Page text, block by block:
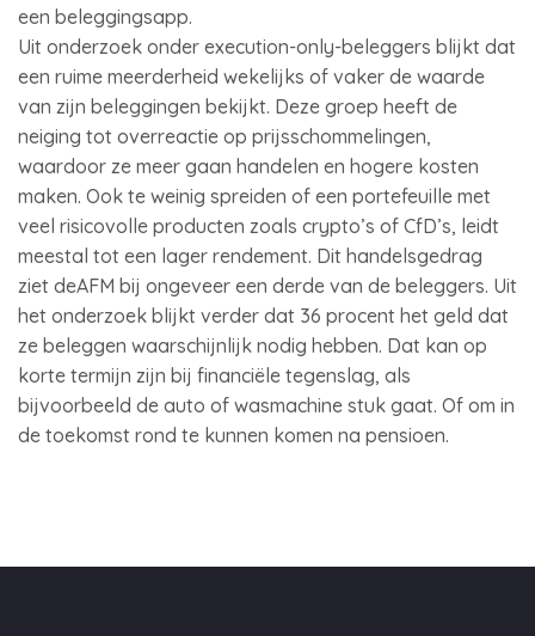
een beleggingsapp.
Uit onderzoek onder execution-only-beleggers blijkt dat
een ruime meerderheid wekelijks of vaker de waarde
van zijn beleggingen bekijkt. Deze groep heeft de
neiging tot overreactie op prijsschommelingen,
waardoor ze meer gaan handelen en hogere kosten
maken. Ook te weinig spreiden of een portefeuille met
veel risicovolle producten zoals crypto’s of CfD’s, leidt
meestal tot een lager rendement. Dit handelsgedrag
ziet deAFM bij ongeveer een derde van de beleggers. Uit
het onderzoek blijkt verder dat 36 procent het geld dat
ze beleggen waarschijnlijk nodig hebben. Dat kan op
korte termijn zijn bij financiële tegenslag, als
bijvoorbeeld de auto of wasmachine stuk gaat. Of om in
de toekomst rond te kunnen komen na pensioen.